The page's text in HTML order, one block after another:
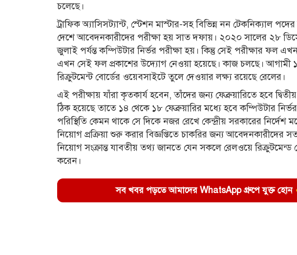
চলেছে।
ট্রাফিক অ্যাসিসট্যান্ট, স্টেশন মাস্টার-সহ বিভিন্ন নন টেকনিক্যাল
দেশে আবেদনকারীদের পরীক্ষা হয় সাত দফায়। ২০২০ সালের ২৮
জুলাই পর্যন্ত কম্পিউটার নির্ভর পরীক্ষা হয়। কিন্তু সেই পরীক্ষার ফল
এখন সেই ফল প্রকাশের উদ্যোগ নেওয়া হয়েছে। কাজ চলছে। আগামী
রিক্রুটমেন্ট বোর্ডের ওয়েবসাইটে তুলে দেওয়ার লক্ষ্য রয়েছে রেলের।
এই পরীক্ষায় যাঁরা কৃতকার্য হবেন, তাঁদের জন্য ফেব্রুয়ারিতে হবে
ঠিক হয়েছে তাতে ১৪ থেকে ১৮ ফেব্রুয়ারির মধ্যে হবে কম্পিউটার
পরিস্থিতি কেমন থাকে সে দিকে নজর রেখে কেন্দ্রীয় সরকারের নির্দেশ
নিয়োগ প্রক্রিয়া শুরু করার বিজ্ঞপ্তিতে চাকরির জন্য আবেদনকারীদের
নিয়োগ সংক্রান্ত যাবতীয় তথ্য জানতে যেন সকলে রেলওয়ে
করেন।
সব খবর পড়তে আমাদের WhatsApp গ্রুপে যুক্ত হোন